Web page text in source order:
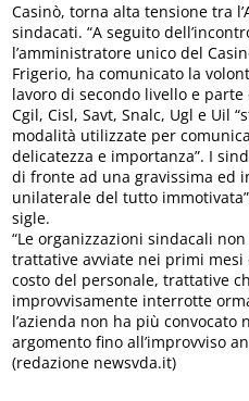
Casinò, torna alta tensione tra
sindacati. “A seguito
l’amministratore unico del
Frigerio, ha comunicato la
lavoro di secondo livello e
Cgil, Cisl, Savt, Snalc, Ugl e Uil
modalità utilizzate per
delicatezza e importanza”. I
di fronte ad una gravissima ed
unilaterale del tutto
sigle.
“Le organizzazioni sindacali
trattative avviate nei primi mesi
costo del personale, trattative
improvvisamente interrotte
l’azienda non ha più convocato
argomento fino all’improvviso
(redazione newsvda.it)